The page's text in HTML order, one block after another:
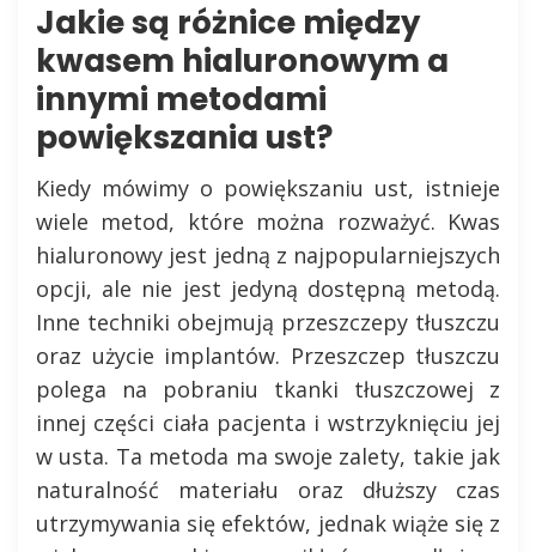
Jakie są różnice między
kwasem hialuronowym a
innymi metodami
powiększania ust?
Kiedy mówimy o powiększaniu ust, istnieje
wiele metod, które można rozważyć. Kwas
hialuronowy jest jedną z najpopularniejszych
opcji, ale nie jest jedyną dostępną metodą.
Inne techniki obejmują przeszczepy tłuszczu
oraz użycie implantów. Przeszczep tłuszczu
polega na pobraniu tkanki tłuszczowej z
innej części ciała pacjenta i wstrzyknięciu jej
w usta. Ta metoda ma swoje zalety, takie jak
naturalność materiału oraz dłuższy czas
utrzymywania się efektów, jednak wiąże się z